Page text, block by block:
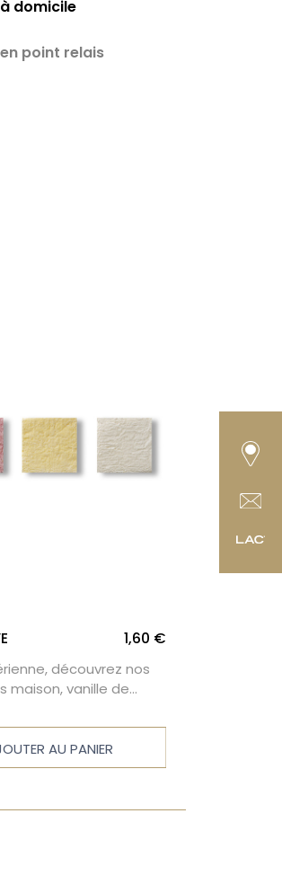
domicile
point relais
découvrez nos
maison, vanille de
1,60 €
AU PANIER